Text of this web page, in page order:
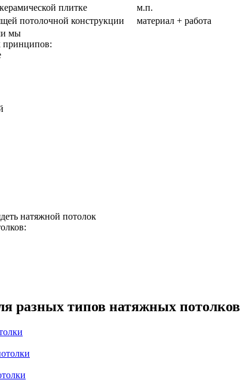
плитке
м.п.
потолочной конструкции
материал + работа
мы
принципов:
натяжной потолок
разных типов натяжных потолков